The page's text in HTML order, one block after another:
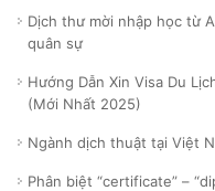
Dịch thư mời nhập học từ
quân sự
Hướng Dẫn Xin Visa Du
(Mới Nhất 2025)
Ngành dịch thuật tại Việt
Phân biệt “certificate” –